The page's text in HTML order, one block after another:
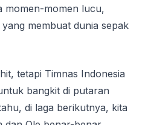
momen-momen lucu,
membuat dunia sepak
tetapi Timnas Indonesia
bangkit di putaran
di laga berikutnya, kita